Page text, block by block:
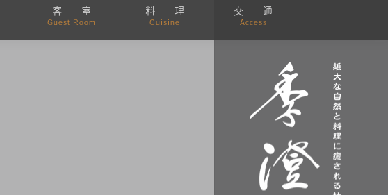
客 室
Guest Room
料 理
Cuisine
交 通
Access